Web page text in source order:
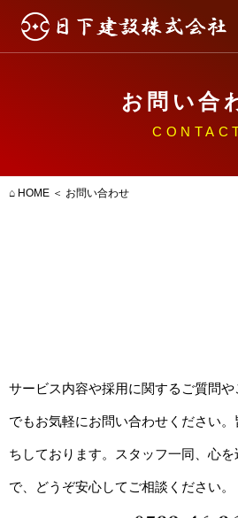
お問い合
⌂ HOME ＜ お問い合わせ
サービス内容や採用に関するご質問
でもお気軽にお問い合わせください
ちしております。スタッフ一同、心
で、どうぞ安心してご相談ください。